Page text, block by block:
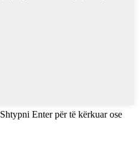
Shtypni Enter për të kërkuar ose